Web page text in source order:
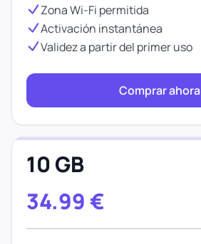
Zona Wi-Fi permitida
Activación instantánea
Validez a partir del primer uso
Comprar ahora
10 GB
34.99 €